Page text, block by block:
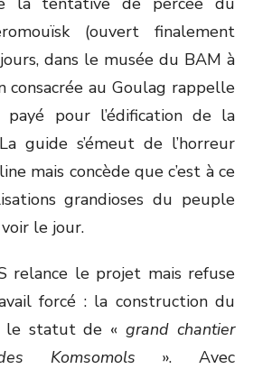
(ouvert finalement
dans le musée du BAM à
consacrée au Goulag rappelle
pour l’édification de la
guide s’émeut de l’horreur
mais concède que c’est à ce
grandioses du peuple
le jour.
relance le projet mais refuse
forcé : la construction du
le statut de «grand chantier
Komsomols ». Avec